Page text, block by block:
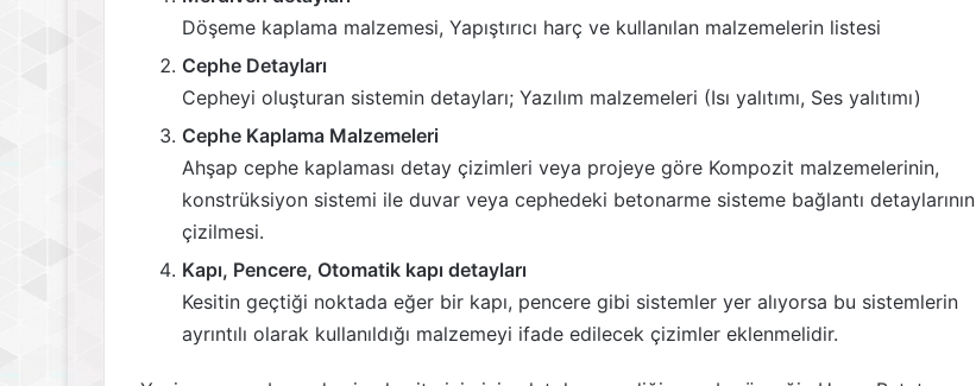
Döşeme kaplama malzemesi, Yapıştırıcı harç ve kullanılan malzemelerin listesi
Cephe Detayları
Cepheyi oluşturan sistemin detayları; Yazılım malzemeleri (Isı yalıtımı, Ses yalıtımı)
Cephe Kaplama Malzemeleri
Ahşap cephe kaplaması detay çizimleri veya projeye göre Kompozit malzemelerinin,
konstrüksiyon sistemi ile duvar veya cephedeki betonarme sisteme bağlantı detaylarının
çizilmesi.
Kapı, Pencere, Otomatik kapı detayları
Kesitin geçtiği noktada eğer bir kapı, pencere gibi sistemler yer alıyorsa bu sistemlerin
ayrıntılı olarak kullanıldığı malzemeyi ifade edilecek çizimler eklenmelidir.